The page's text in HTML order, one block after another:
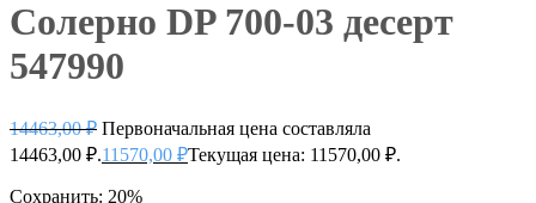
Солерно DP 700-03 десерт
547990
14463,00₽ Первоначальная цена составляла
14463,00 ₽.11570,00 ₽Текущая цена: 11570,00 ₽.
Сохранить: 20%